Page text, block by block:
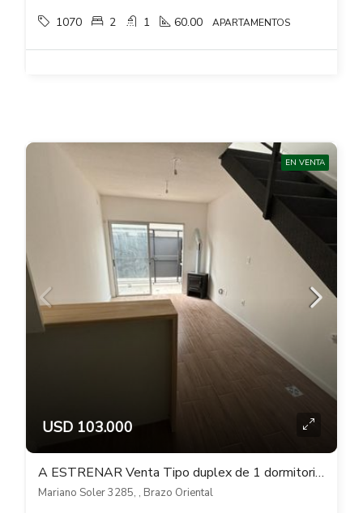
1070 2 1 60.00 APARTAMENTOS
EN VENTA
USD 103.000
A ESTRENAR Venta Tipo duplex de 1 dormitorio Verde Sol en Brazo Oriental
Mariano Soler 3285, , Brazo Oriental